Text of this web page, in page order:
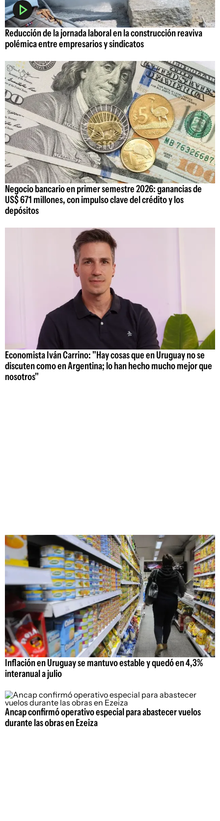
Reducción de la jornada laboral en la construcción reaviva
polémica entre empresarios y sindicatos
Negocio bancario en primer semestre 2026: ganancias de
US$ 671 millones, con impulso clave del crédito y los
depósitos
Economista Iván Carrino: "Hay cosas que en Uruguay no se
discuten como en Argentina; lo han hecho mucho mejor que
nosotros"
Inflación en Uruguay se mantuvo estable y quedó en 4,3%
interanual a julio
Ancap confirmó operativo especial para abastecer vuelos
durante las obras en Ezeiza